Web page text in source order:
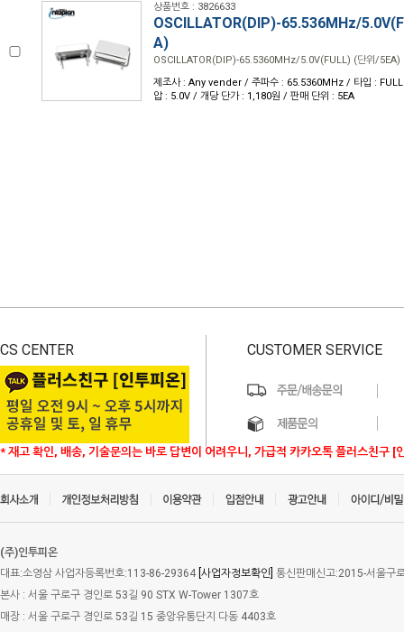
상품번호 : 3826633
OSCILLATOR(DIP)-65.536MHz/
A)
OSCILLATOR(DIP)-65.5360MHz/5.0V(FULL) (단위/5EA)
제조사 : Any vender / 주파수 : 65.5360MHz / 타입 :
압 : 5.0V / 개당 단가 : 1,180원 / 판매 단위 : 5EA
CS CENTER
* 재고 확인, 배송, 기술문의는 바로 답변이 어려우니, 가급적 카카오톡 플러스친구 [
CUSTOMER SERVICE
(주)인투피온
대표:소영삼 사업자등록번호:113-86-29364 [사업자정보확인] 통신판매신고:2015-서울구
본사 : 서울 구로구 경인로 53길 90 STX W-Tower 1307호
매장 : 서울 구로구 경인로 53길 15 중앙유통단지 다동 4403호